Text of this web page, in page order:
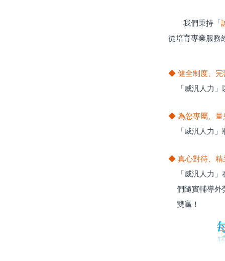
我們秉持「
從培育專業服務
◆ 健全制度、完
「威汎人力
◆ 為您專屬、量
「威汎人力
◆ 真心對待、精
「威汎人力
們隨實輔導外
雙贏！